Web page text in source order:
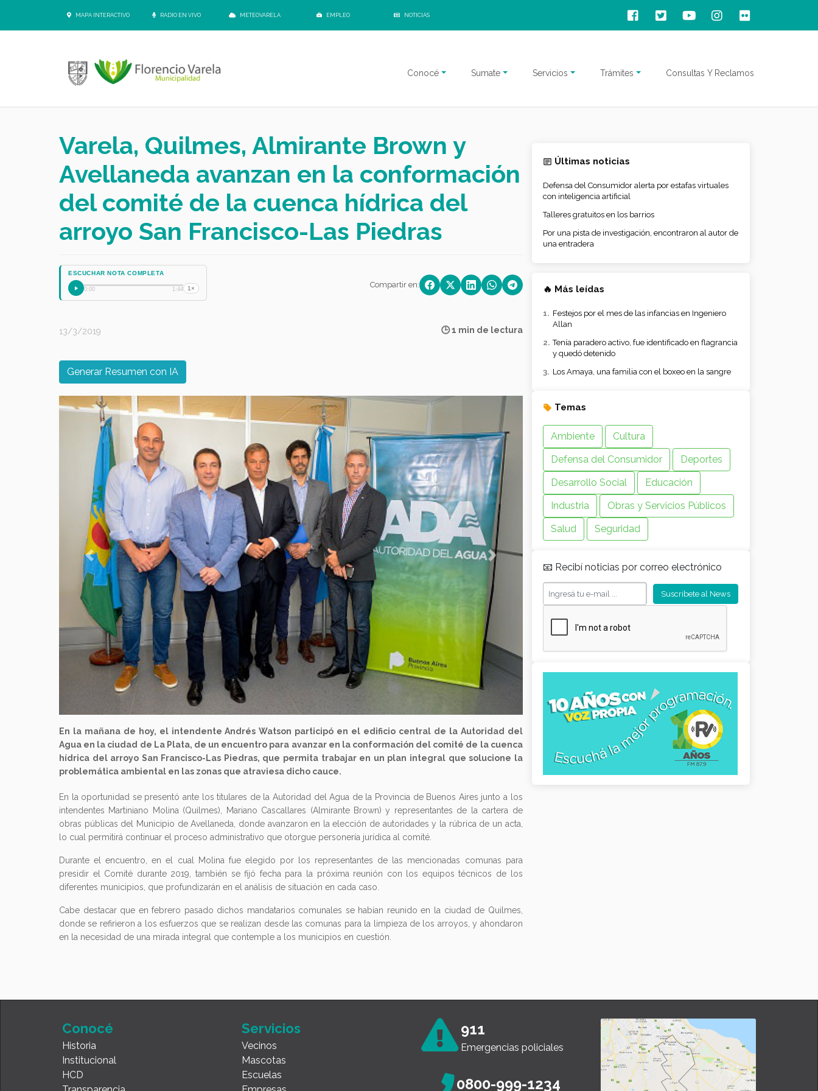
MAPA INTERACTIVO RADIO EN VIVO METEOVARELA EMPLEO NOTICIAS
Conocé Sumate Servicios Trámites Consultas Y Reclamos
Varela, Quilmes, Almirante Brown y
Avellaneda avanzan en la conformación
del comité de la cuenca hídrica del
arroyo San Francisco-Las Piedras
ESCUCHAR NOTA COMPLETA
0:00 1:44 1× Compartir en:
13/3/2019 🕒 1 min de lectura
Generar Resumen con IA
Previous Next
En la mañana de hoy, el intendente Andrés Watson participó en el edificio central de la Autoridad del
Agua en la ciudad de La Plata, de un encuentro para avanzar en la conformación del comité de la cuenca
hídrica del arroyo San Francisco-Las Piedras, que permita trabajar en un plan integral que solucione la
problemática ambiental en las zonas que atraviesa dicho cauce.
En la oportunidad se presentó ante los titulares de la Autoridad del Agua de la Provincia de Buenos Aires junto a los
intendentes Martiniano Molina (Quilmes), Mariano Cascallares (Almirante Brown) y representantes de la cartera de
obras públicas del Municipio de Avellaneda, donde avanzaron en la elección de autoridades y la rúbrica de un acta,
lo cual permitirá continuar el proceso administrativo que otorgue personería jurídica al comité.
Durante el encuentro, en el cual Molina fue elegido por los representantes de las mencionadas comunas para
presidir el Comité durante 2019, también se fijó fecha para la próxima reunión con los equipos técnicos de los
diferentes municipios, que profundizarán en el análisis de situación en cada caso.
Cabe destacar que en febrero pasado dichos mandatarios comunales se habían reunido en la ciudad de Quilmes,
donde se refirieron a los esfuerzos que se realizan desde las comunas para la limpieza de los arroyos, y ahondaron
en la necesidad de una mirada integral que contemple a los municipios en cuestión.
Últimas noticias
Defensa del Consumidor alerta por estafas virtuales
con inteligencia artificial
Talleres gratuitos en los barrios
Por una pista de investigación, encontraron al autor de
una entradera
🔥 Más leídas
Festejos por el mes de las infancias en Ingeniero
Allan
Tenía paradero activo, fue identificado en flagrancia
y quedó detenido
Los Amaya, una familia con el boxeo en la sangre
Temas
Ambiente
Cultura
Defensa del Consumidor
Deportes
Desarrollo Social
Educación
Industria
Obras y Servicios Públicos
Salud
Seguridad
📧 Recibí noticias por correo electrónico
Conocé
Historia
Institucional
HCD
Servicios
Vecinos
Mascotas
Escuelas
911
Emergencias policiales
0800-999-1234